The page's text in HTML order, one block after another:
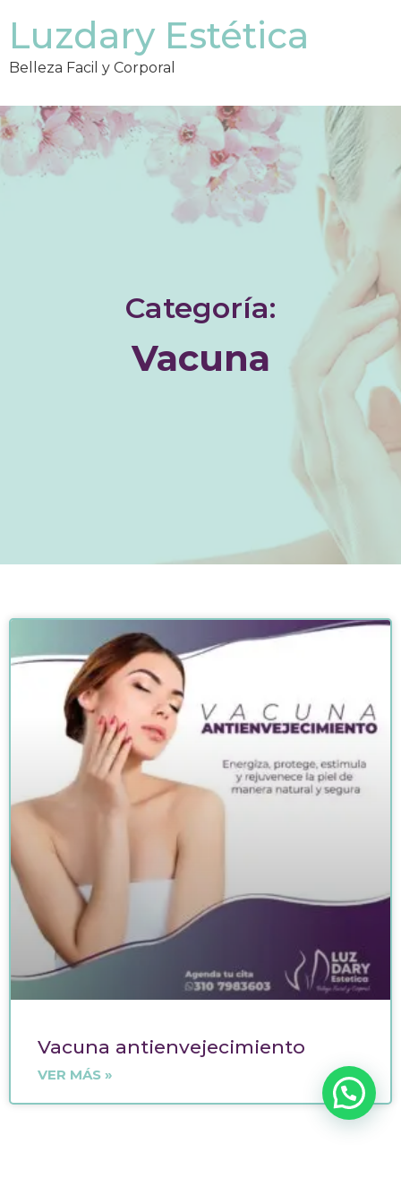
Luzdary Estética
Belleza Facil y Corporal
Categoría:
Vacuna
Vacuna antienvejecimiento
VER MÁS »